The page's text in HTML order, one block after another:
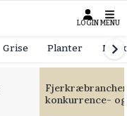
LOGIN MENU
Grise Planter
konkurrence-